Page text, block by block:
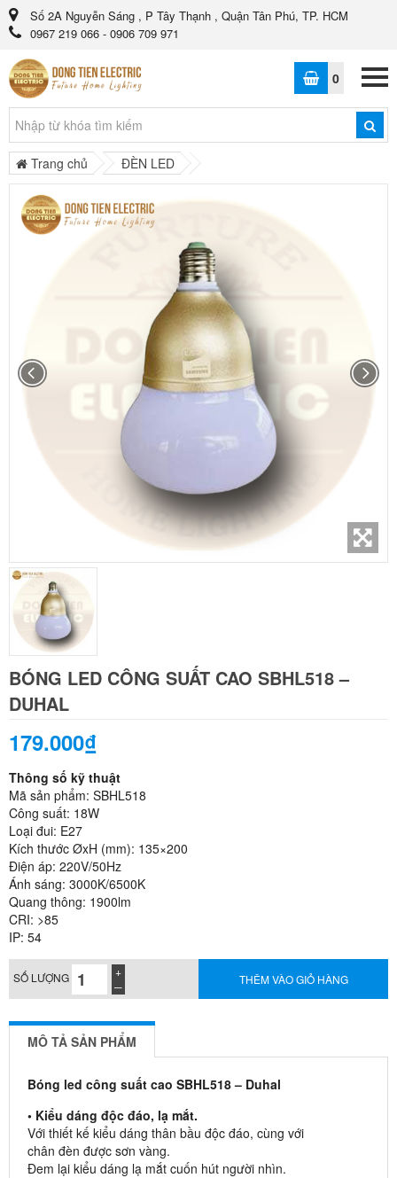
Số 2A Nguyễn Sáng , P Tây Thạnh , Quận Tân Phú, TP. HCM
0967 219 066 - 0906 709 971
0
Trang chủ ĐÈN LED
BÓNG LED CÔNG SUẤT CAO SBHL518 –
DUHAL
179.000₫
Thông số kỹ thuật
Mã sản phẩm: SBHL518
Công suất: 18W
Loại đui: E27
Kích thước ØxH (mm): 135×200
Điện áp: 220V/50Hz
Ánh sáng: 3000K/6500K
Quang thông: 1900lm
CRI: >85
IP: 54
SỐ LƯỢNG THÊM VÀO GIỎ HÀNG
MÔ TẢ SẢN PHẨM
Bóng led công suất cao SBHL518 – Duhal
• Kiểu dáng độc đáo, lạ mắt.
Với thiết kế kiểu dáng thân bầu độc đáo, cùng với
chân đèn được sơn vàng.
Đem lại kiểu dáng lạ mắt cuốn hút người nhìn.